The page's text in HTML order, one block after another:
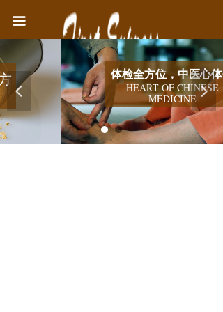
끀
首页
中医院简介
医疗业务
健康教育
联系我们
体检全方位，中医心体会
HEART OF CHINESE
MEDICINE
넳 넲